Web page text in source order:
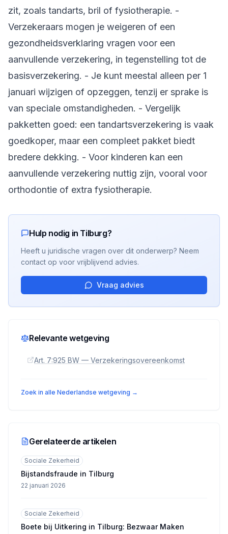
zit, zoals tandarts, bril of fysiotherapie. -
Verzekeraars mogen je weigeren of een
gezondheidsverklaring vragen voor een
aanvullende verzekering, in tegenstelling tot de
basisverzekering. - Je kunt meestal alleen per 1
januari wijzigen of opzeggen, tenzij er sprake is
van speciale omstandigheden. - Vergelijk
pakketten goed: een tandartsverzekering is vaak
goedkoper, maar een compleet pakket biedt
bredere dekking. - Voor kinderen kan een
aanvullende verzekering nuttig zijn, vooral voor
orthodontie of extra fysiotherapie.
Hulp nodig in Tilburg?
Heeft u juridische vragen over dit onderwerp? Neem
contact op voor vrijblijvend advies.
Vraag advies
Relevante wetgeving
Art. 7:925 BW — Verzekeringsovereenkomst
Zoek in alle Nederlandse wetgeving →
Gerelateerde artikelen
Sociale Zekerheid
Bijstandsfraude in Tilburg
22 januari 2026
Sociale Zekerheid
Boete bij Uitkering in Tilburg: Bezwaar Maken